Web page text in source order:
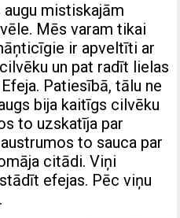
mistiskajām
Mēs varam tikai
ir apveltīti ar
un pat radīt lielas
Patiesībā, tālu ne
bija kaitīgs cilvēku
to uzskatīja par
to sauca par
citādi. Viņi
efejas. Pēc viņu